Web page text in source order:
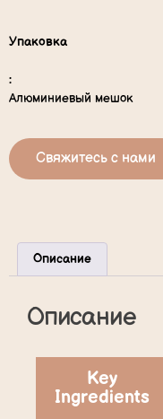
Упаковка
:
Алюминиевый мешок
Свяжитесь с нами
Описание
Описание
Key
Ingredients